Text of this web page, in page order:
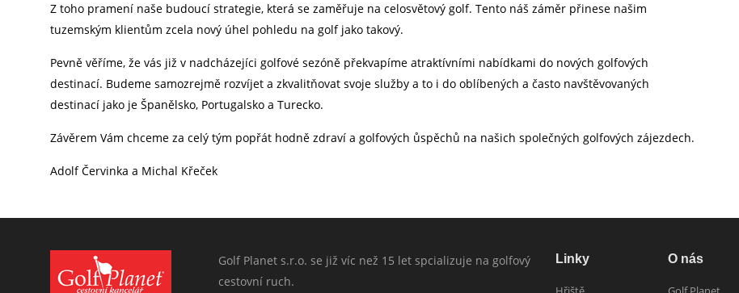
Z toho pramení naše budoucí strategie, která se zaměřuje na celosvětový golf. Tento náš záměr přinese našim
tuzemským klientům zcela nový úhel pohledu na golf jako takový.
Pevně věříme, že vás již v nadcházejíci golfové sezóně překvapíme atraktívními nabídkami do nových golfových
destinací. Budeme samozrejmě rozvíjet a zkvalitňovat svoje služby a to i do oblíbených a často navštěvovaných
destinací jako je Španělsko, Portugalsko a Turecko.
Závěrem Vám chceme za celý tým popřát hodně zdraví a golfových ůspěchů na našich společných golfových zájezdech.
Adolf Červinka a Michal Křeček
Golf Planet s.r.o. se již víc než 15 let spcializuje na golfový
cestovní ruch.
Linky O nás